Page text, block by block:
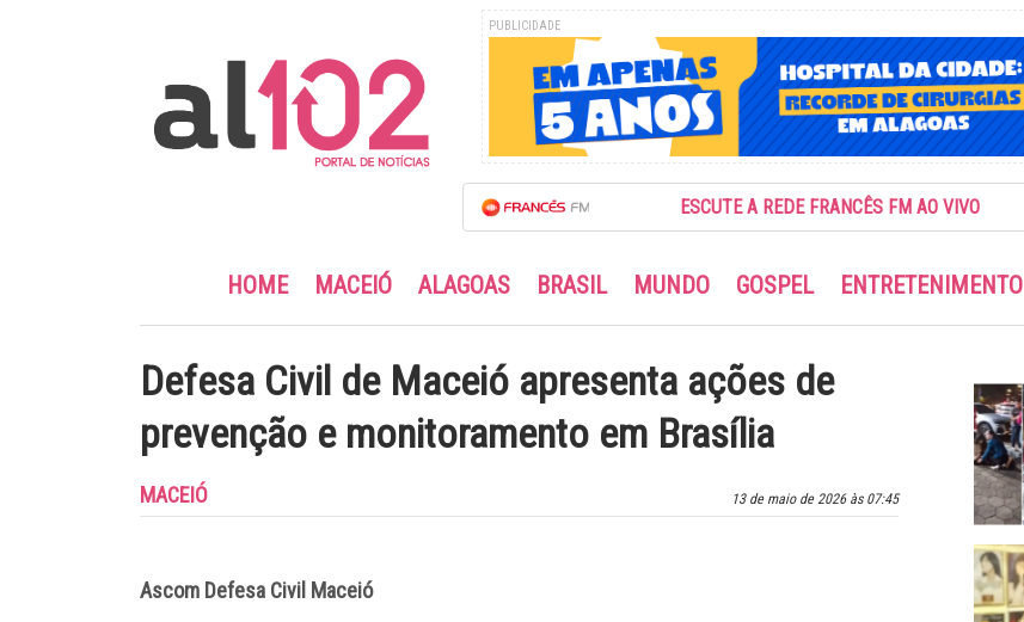
PUBLICIDADE
ESCUTE A REDE FRANCÊS FM AO VIVO
HOME MACEIÓ ALAGOAS BRASIL MUNDO GOSPEL ENTRETENIMENTO
Defesa Civil de Maceió apresenta ações de
prevenção e monitoramento em Brasília
13 de maio de 2026 às 07:45
MACEIÓ
Ascom Defesa Civil Maceió